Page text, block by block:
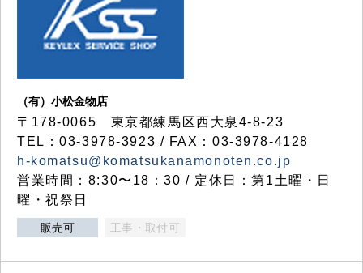
（有）小松金物店
〒178-0065 東京都練馬区西大泉4-8-23
TEL：03-3978-3923 / FAX：03-3978-4128
h-komatsu@komatsukanamonoten.co.jp
営業時間：8:30〜18：30 / 定休日：第1土曜・日
曜・祝祭日
販売可 工事・取付可